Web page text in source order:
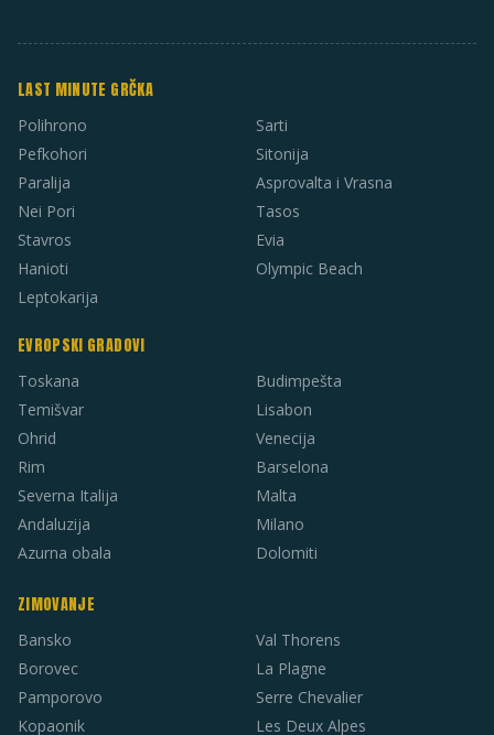
LAST MINUTE GRČKA
Polihrono
Pefkohori
Paralija
Nei Pori
Stavros
Hanioti
Leptokarija
Sarti
Sitonija
Asprovalta i Vrasna
Tasos
Evia
Olympic Beach
EVROPSKI GRADOVI
Toskana
Temišvar
Ohrid
Rim
Severna Italija
Andaluzija
Azurna obala
Budimpešta
Lisabon
Venecija
Barselona
Malta
Milano
Dolomiti
ZIMOVANJE
Bansko
Borovec
Pamporovo
Kopaonik
Val Thorens
La Plagne
Serre Chevalier
Les Deux Alpes